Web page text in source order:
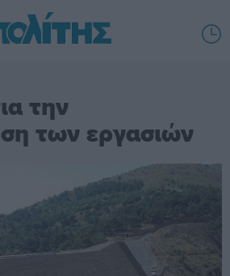
την
των εργασιών